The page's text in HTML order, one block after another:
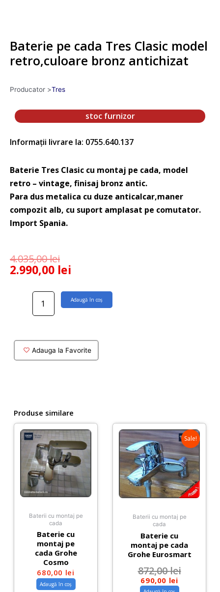
Baterie pe cada Tres Clasic model
retro,culoare bronz antichizat
Producator >Tres
stoc furnizor
Informații livrare la: 0755.640.137
Baterie Tres Clasic cu montaj pe cada, model
retro – vintage, finisaj bronz antic.
Para dus metalica cu duze anticalcar,maner
compozit alb, cu suport amplasat pe comutator.
Import Spania.
4.035,00lei
2.990,00 lei
Cantitate
Clasic
model
Adaugă în coș
Adauga la Favorite
Produse similare
Baterii cu montaj pe
cada
Baterie cu
montaj pe
cada Grohe
Cosmo
680,00 lei
Adaugă în coș
Sale!
Baterii cu montaj pe
cada
Baterie cu
montaj pe cada
Grohe Eurosmart
872,00lei
690,00 lei